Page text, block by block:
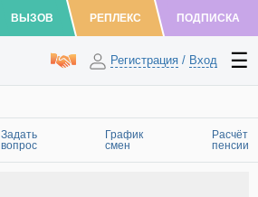
ВЫЗОВ РЕПЛЕКС ПОДПИСКА
Регистрация / Вход
Задать
вопрос
График
смен
Расчёт
пенсии